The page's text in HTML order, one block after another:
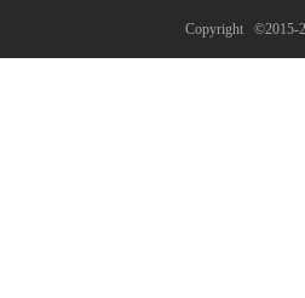
Copyright ©2015-